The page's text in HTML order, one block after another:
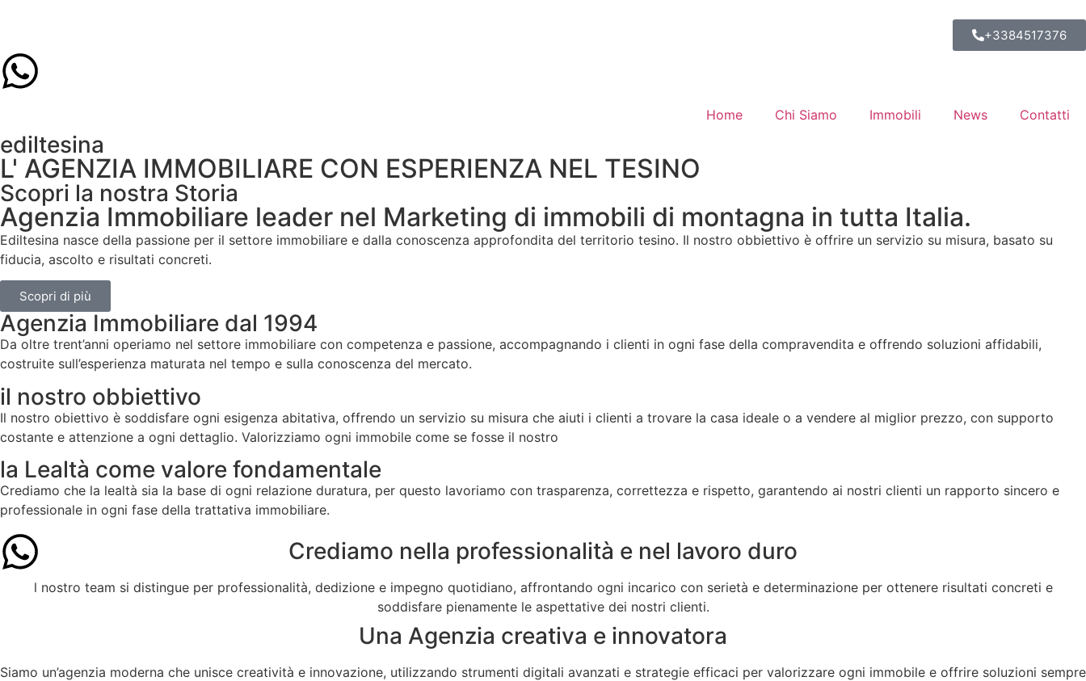
+3384517376
Home Chi Siamo Immobili News Contatti
ediltesina
L' AGENZIA IMMOBILIARE CON ESPERIENZA NEL TESINO
Scopri la nostra Storia
Agenzia Immobiliare leader nel Marketing di immobili di montagna in tutta Italia.
Ediltesina nasce della passione per il settore immobiliare e dalla conoscenza approfondita del territorio tesino. Il nostro obbiettivo è offrire un servizio su misura, basato su
fiducia, ascolto e risultati concreti.
Scopri di più
Agenzia Immobiliare dal 1994
Da oltre trent’anni operiamo nel settore immobiliare con competenza e passione, accompagnando i clienti in ogni fase della compravendita e offrendo soluzioni affidabili,
costruite sull’esperienza maturata nel tempo e sulla conoscenza del mercato.
il nostro obbiettivo
Il nostro obiettivo è soddisfare ogni esigenza abitativa, offrendo un servizio su misura che aiuti i clienti a trovare la casa ideale o a vendere al miglior prezzo, con supporto
costante e attenzione a ogni dettaglio. Valorizziamo ogni immobile come se fosse il nostro
la Lealtà come valore fondamentale
Crediamo che la lealtà sia la base di ogni relazione duratura, per questo lavoriamo con trasparenza, correttezza e rispetto, garantendo ai nostri clienti un rapporto sincero e
professionale in ogni fase della trattativa immobiliare.
Crediamo nella professionalità e nel lavoro duro
l nostro team si distingue per professionalità, dedizione e impegno quotidiano, affrontando ogni incarico con serietà e determinazione per ottenere risultati concreti e
soddisfare pienamente le aspettative dei nostri clienti.
Una Agenzia creativa e innovatora
Siamo un’agenzia moderna che unisce creatività e innovazione, utilizzando strumenti digitali avanzati e strategie efficaci per valorizzare ogni immobile e offrire soluzioni sempre